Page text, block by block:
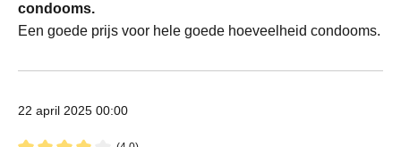
condooms.
Een goede prijs voor hele goede hoeveelheid condooms.
22 april 2025 00:00